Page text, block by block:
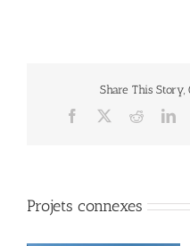
Share This Story,
Facebook Reddit
Projets connexes